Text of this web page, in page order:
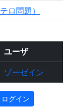
ロ問題）
ユーザ
ゾーゼイン
ログイン